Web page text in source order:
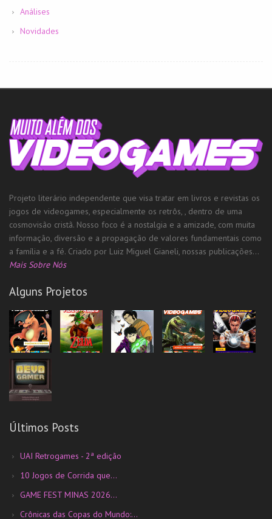
Análises
Novidades
Projeto literário independente que visa tratar em livros e revistas os
jogos de videogames, especialmente os retrôs, , dentro de uma
cosmovisão cristã. Nosso foco é a nostalgia e a amizade, com muita
informação, diversão e a propagação de valores fundamentais como
a família e a fé. Criado por Luiz Miguel Gianeli, nossas publicações...
Mais Sobre Nós
Alguns Projetos
Últimos Posts
UAI Retrogames - 2ª edição
10 Jogos de Corrida que...
GAME FEST MINAS 2026...
Crônicas das Copas do Mundo:...